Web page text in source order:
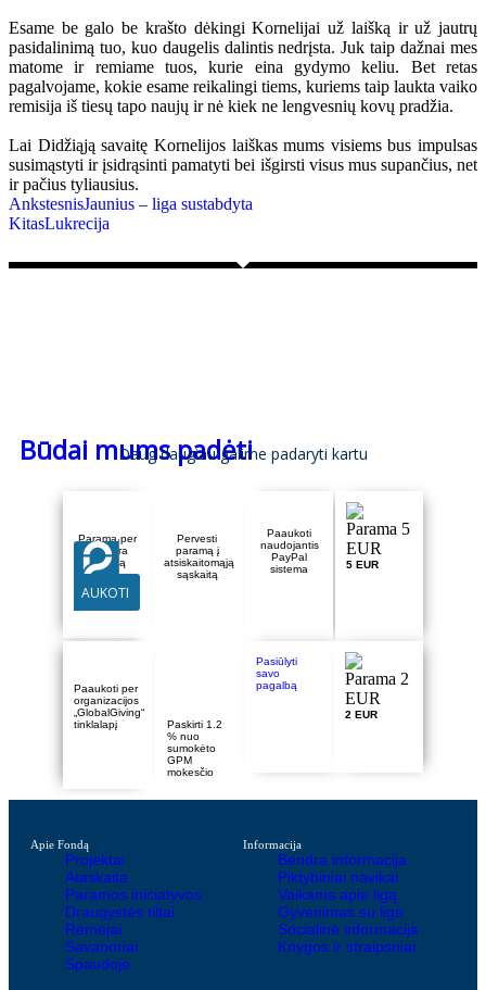
Esame be galo be krašto dėkingi Kornelijai už laišką ir už jautrų
pasidalinimą tuo, kuo daugelis dalintis nedrįsta. Juk taip dažnai mes
matome ir remiame tuos, kurie eina gydymo keliu. Bet retas
pagalvojame, kokie esame reikalingi tiems, kuriems taip laukta vaiko
remisija iš tiesų tapo naujų ir nė kiek ne lengvesnių kovų pradžia.
Lai Didžiąją savaitę Kornelijos laiškas mums visiems bus impulsas
susimąstyti ir įsidrąsinti pamatyti bei išgirsti visus mus supančius, net
ir pačius tyliausius.
AnkstesnisJaunius – liga sustabdyta
KitasLukrecija
Būdai mums padėti
Daug daugiau galime padaryti kartu
Parama per
Paysera
sistemą
AUKOTI
Pervesti
paramą į
atsiskaitomąją
sąskaitą
Paaukoti
naudojantis
PayPal
sistema
5 EUR
Paaukoti per
organizacijos
„GlobalGiving“
tinklalapį
Paskirti 1.2
% nuo
sumokėto
GPM
mokesčio
Pasiūlyti
savo
pagalbą
2 EUR
Apie Fondą
Projektai
Ataskaita
Paramos iniciatyvos
Draugystės tiltai
Rėmėjai
Savanoriai
Spaudoje
Informacija
Bendra informacija
Piktybiniai navikai
Vaikams apie ligą
Gyvenimas su liga
Socialinė informacija
Knygos ir straipsniai